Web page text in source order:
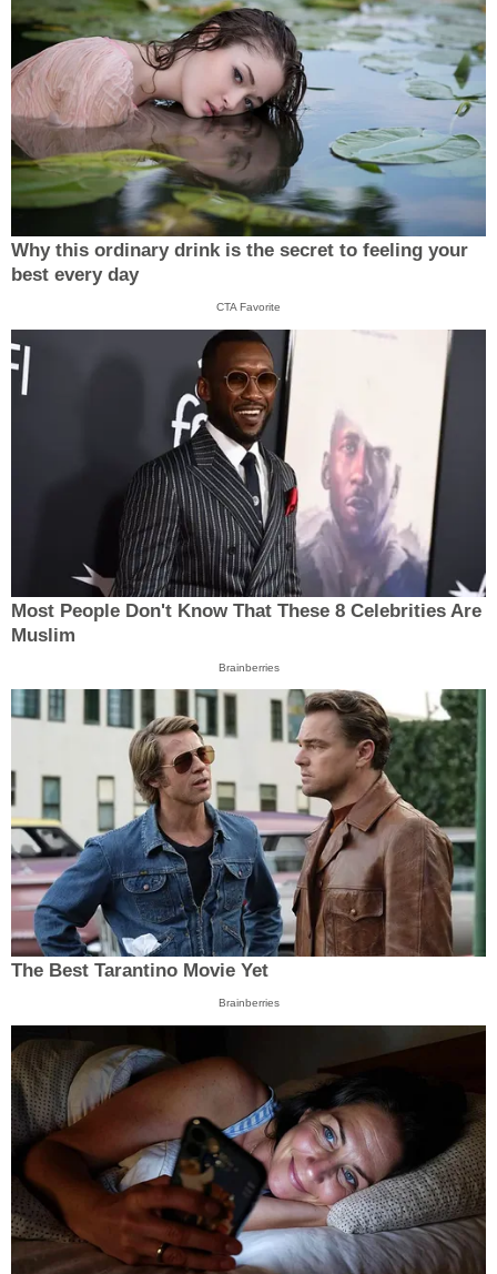
Why this ordinary drink is the secret to feeling your
best every day
CTA Favorite
Most People Don't Know That These 8 Celebrities Are
Muslim
Brainberries
The Best Tarantino Movie Yet
Brainberries